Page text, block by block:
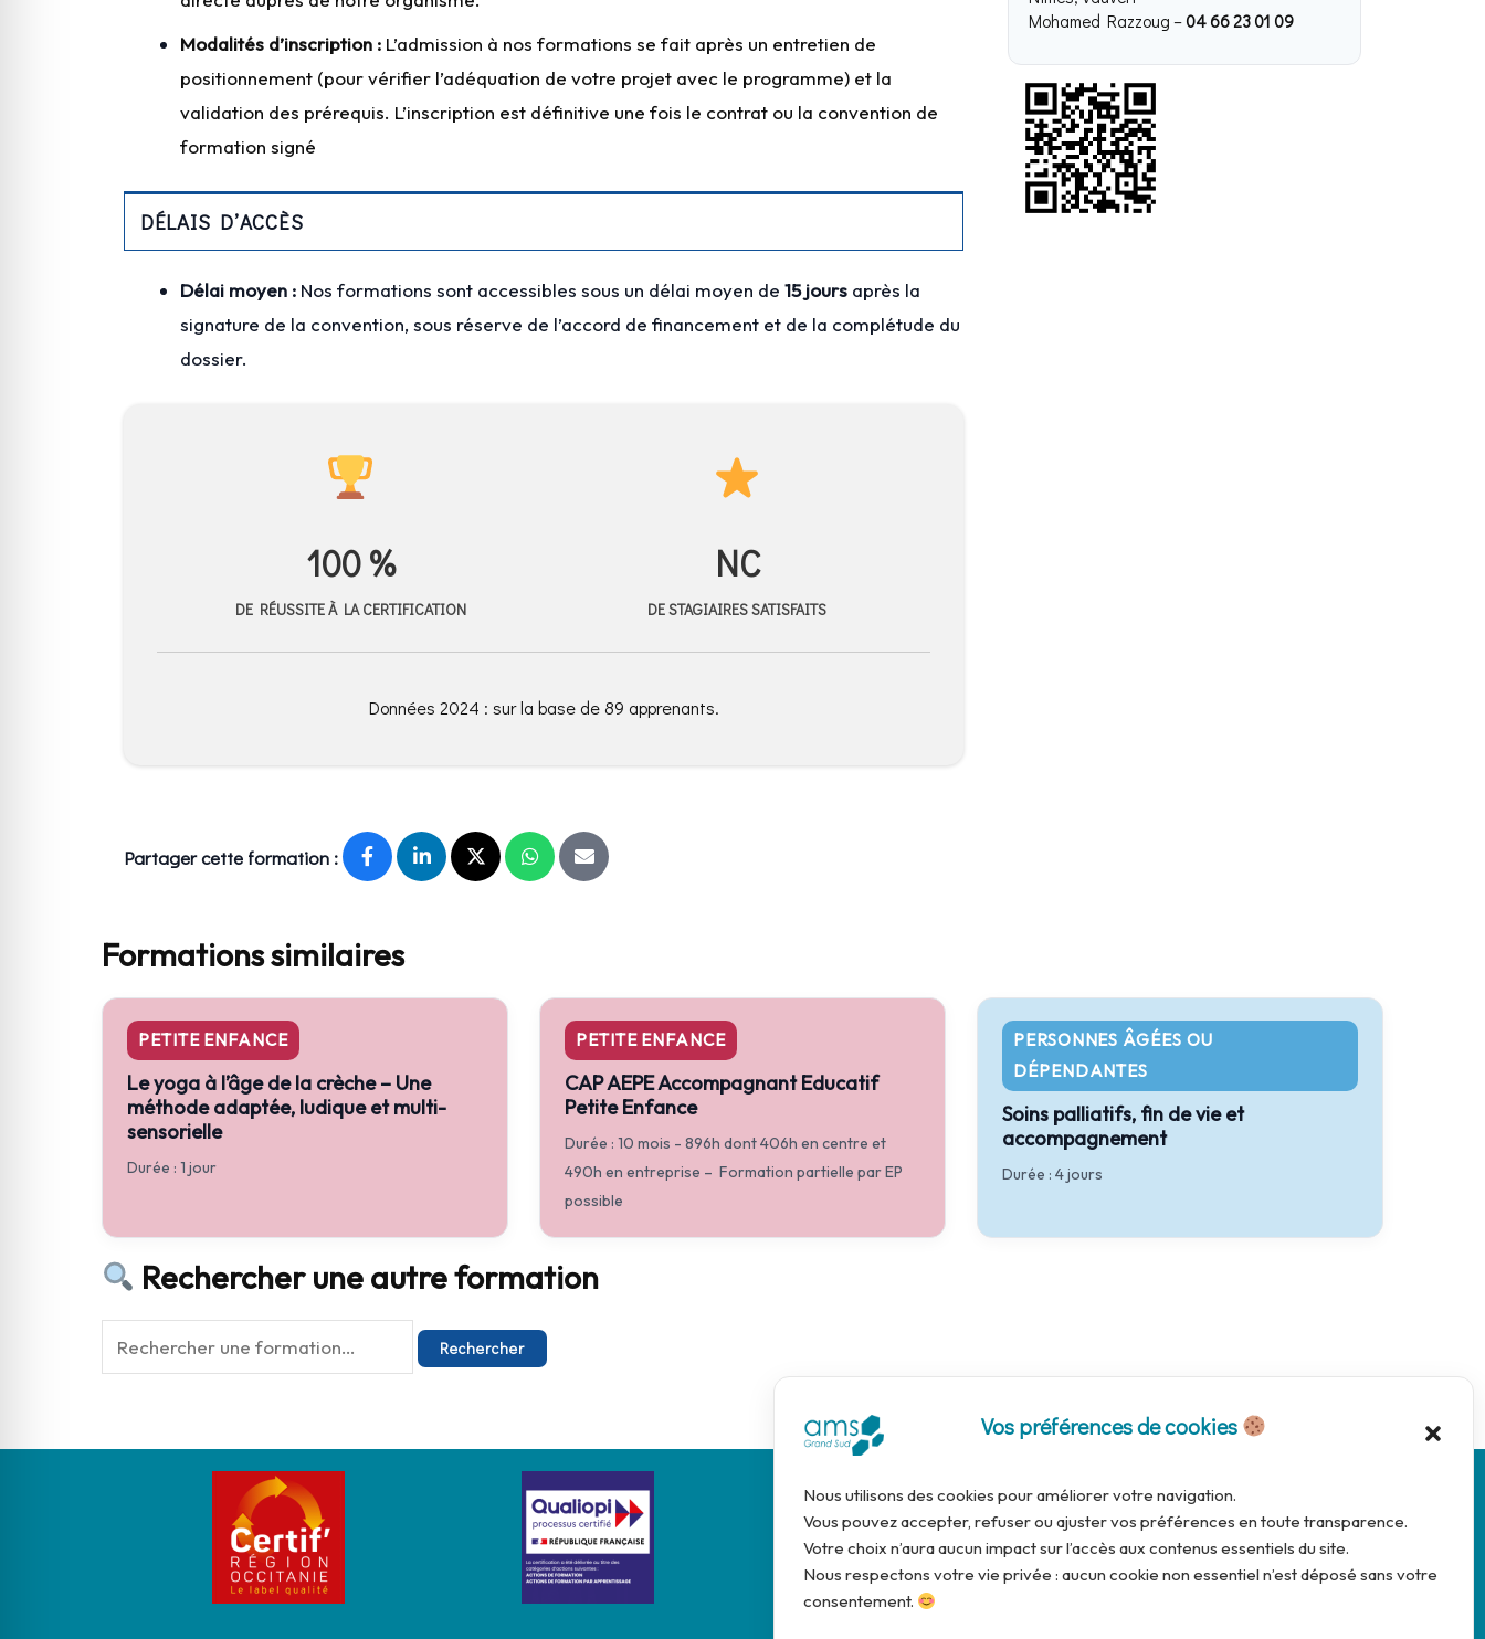
Vos préférences de cookies
Nous utilisons des cookies pour améliorer votre navigation.
Vous pouvez accepter, refuser ou ajuster vos préférences en toute transparence.
Votre choix n’aura aucun impact sur l’accès aux contenus essentiels du site.
Nous respectons votre vie privée : aucun cookie non essentiel n’est déposé sans votre
consentement.
Modalités d’inscription : L’admission à nos formations se fait après un entretien de
positionnement (pour vérifier l’adéquation de votre projet avec le programme) et la
validation des prérequis. L’inscription est définitive une fois le contrat ou la convention de
formation signé
DÉLAIS D’ACCÈS
Délai moyen : Nos formations sont accessibles sous un délai moyen de 15 jours après la
signature de la convention, sous réserve de l’accord de financement et de la complétude du
dossier.
100 %
DE RÉUSSITE À LA CERTIFICATION
NC
DE STAGIAIRES SATISFAITS
Données 2024 : sur la base de 89 apprenants.
Mohamed Razzoug – 04 66 23 01 09
Partager cette formation :
Formations similaires
PETITE ENFANCE
Le yoga à l’âge de la crèche – Une
méthode adaptée, ludique et multi-
sensorielle
Durée : 1 jour
PETITE ENFANCE
CAP AEPE Accompagnant Educatif
Petite Enfance
Durée : 10 mois - 896h dont 406h en centre et
490h en entreprise – Formation partielle par EP
possible
PERSONNES ÂGÉES OU
DÉPENDANTES
Soins palliatifs, fin de vie et
accompagnement
Durée : 4 jours
Rechercher une autre formation
Rechercher